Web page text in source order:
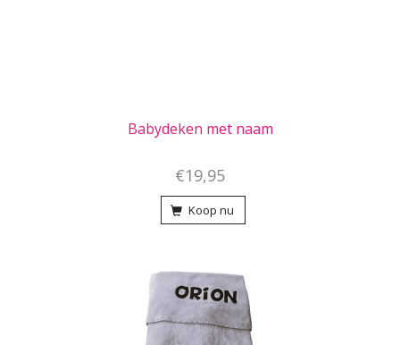
Babydeken met naam
€19,95
Koop nu